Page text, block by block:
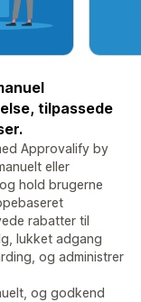
tilpassede
Approvalify by
eller
hold brugerne
rabatter til
lukket adgang
og administrer
og godkend